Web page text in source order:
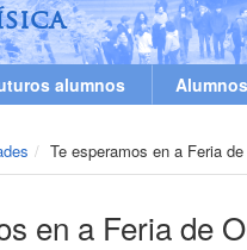
alumnos
Te esperamos en a Feria
en a Feria de